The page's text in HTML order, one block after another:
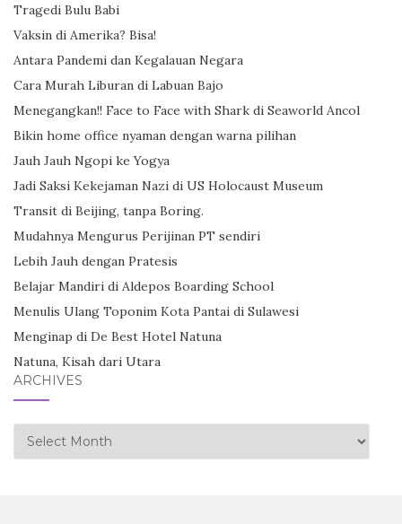
Tragedi Bulu Babi
Vaksin di Amerika? Bisa!
Antara Pandemi dan Kegalauan Negara
Cara Murah Liburan di Labuan Bajo
Menegangkan!! Face to Face with Shark di Seaworld Ancol
Bikin home office nyaman dengan warna pilihan
Jauh Jauh Ngopi ke Yogya
Jadi Saksi Kekejaman Nazi di US Holocaust Museum
Transit di Beijing, tanpa Boring.
Mudahnya Mengurus Perijinan PT sendiri
Lebih Jauh dengan Pratesis
Belajar Mandiri di Aldepos Boarding School
Menulis Ulang Toponim Kota Pantai di Sulawesi
Menginap di De Best Hotel Natuna
Natuna, Kisah dari Utara
ARCHIVES
Archives